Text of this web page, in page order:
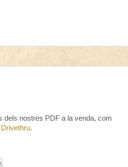
dels nostres PDF a la venda, com
Drivethru.